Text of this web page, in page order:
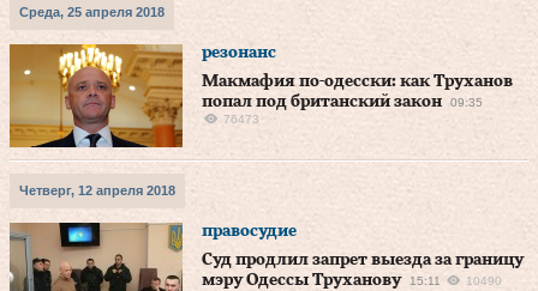
Среда, 25 апреля 2018
резонанс
Макмафия по-одесски: как Труханов
попал под британский закон
09:35
76473
Четверг, 12 апреля 2018
правосудие
Суд продлил запрет выезда за границу
мэру Одессы Труханову
15:11 10490